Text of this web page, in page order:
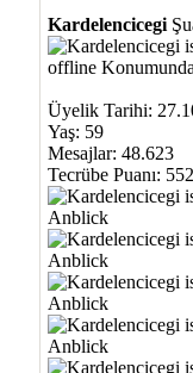
Kardelencicegi
Üyelik Tarihi:
Yaş: 59
Mesajlar: 48.623
Tecrübe Puanı: